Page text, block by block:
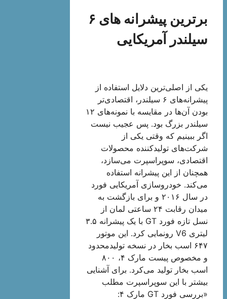
برترین پیشرانه های ۶
سیلندر آمریکایی
یکی از اصلی‌ترین دلایل استفاده از
پیشرانه‌های ۶ سیلندر، اقتصادی‌تر
بودن آن‌ها در مقایسه با نمونه‌های ۱۲
سیلندر بزرگ بود. پس عجیب نیست
اگر ببینیم که وقتی یکی از
شرکت‌های تولیدکننده محصولات
اقتصادی، سوپراسپرت می‌سازد،
همچنان از این پیشرانه استفاده
می‌کند. خودروسازی آمریکایی فورد
در سال ۲۰۱۶ و برای بازگشت به
میدان رقابت‌ ۲۴ ساعتی لمان از
نسل تازه فورد GT با یک پیشرانه ۳.۵
لیتری V6 رونمایی کرد. این موتور
۶۴۷ اسب بخار در نسخه تولیدمحدود
و مخصوص پیست مارک ۴، ۸۰۰
اسب بخار تولید می‌کرد. برای آشنایی
بیشتر با این سوپراسپرت مطلب
«بررسی فورد GT مارک ۴: